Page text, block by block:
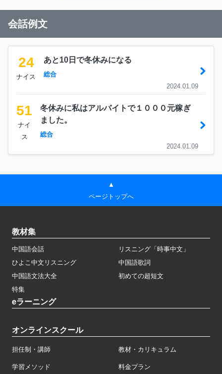
会話例文
24
ナイス
あと10日で冬休みになる
総合
2024.01.09
51
ナイ
ス
冬休みに私はアルバイトで１０００元稼ぎ
ました。
総合
2024.01.09
▲
ページトップへ
教材集
中国語会話
リスニング「時事中文」
ひよこ中文リスニング
中国語歌詞
中国語文法大全
初めての超短文
特集
eラーニング
オンラインスクール
担任制・講師 教材・カリキュラム
学習メソッド 料金プラン